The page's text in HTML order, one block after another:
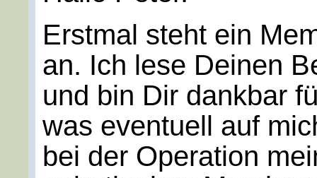
Erstmal steht ein
an. Ich lese Deinen
und bin Dir dankbar
was eventuell auf
bei der Operation